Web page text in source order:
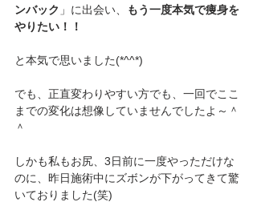
ンバック 」に出会い、
もう一度本気で痩身を
やりたい！！
と本気で思いました(*^^*)
でも、正直変わりやすい方でも、一回でここ
までの変化は想像していませんでしたよ～＾
＾
しかも私もお尻、3日前に一度やっただけな
のに、昨日施術中にズボンが下がってきて驚
いておりました(笑)